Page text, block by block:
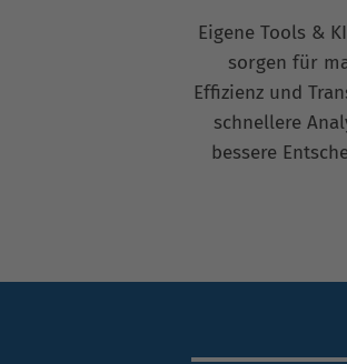
Eigene Tools &
sorgen für
Effizienz und
schnellere
bessere